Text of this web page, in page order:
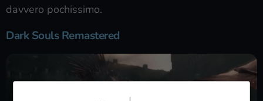
davvero pochissimo.
Dark Souls Remastered